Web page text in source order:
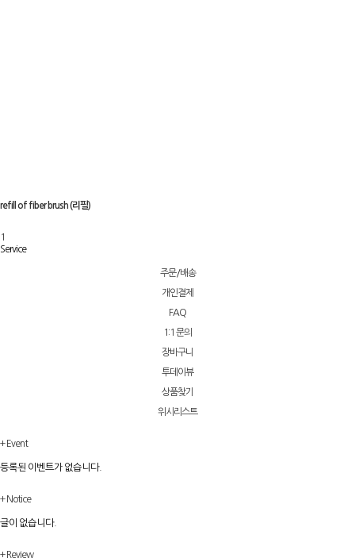
refill of fiber brush (리필)
1
Service
주문/배송
개인결제
FAQ
1:1 문의
장바구니
투데이뷰
상품찾기
위시리스트
+ Event
등록된 이벤트가 없습니다.
+ Notice
글이 없습니다.
+ Review